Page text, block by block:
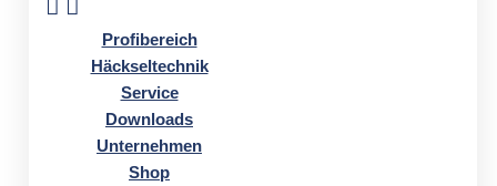
Profibereich
Häckseltechnik
Service
Downloads
Unternehmen
Shop